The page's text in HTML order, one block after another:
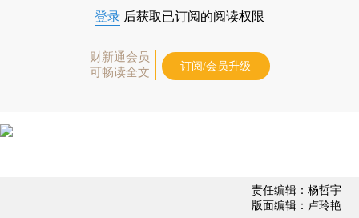
登录 后获取已订阅的阅读权限
财新通会员
可畅读全文
订阅/会员升级
责任编辑：杨哲宇
版面编辑：卢玲艳